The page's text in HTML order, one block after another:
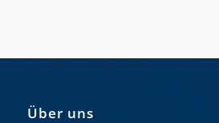
Über uns